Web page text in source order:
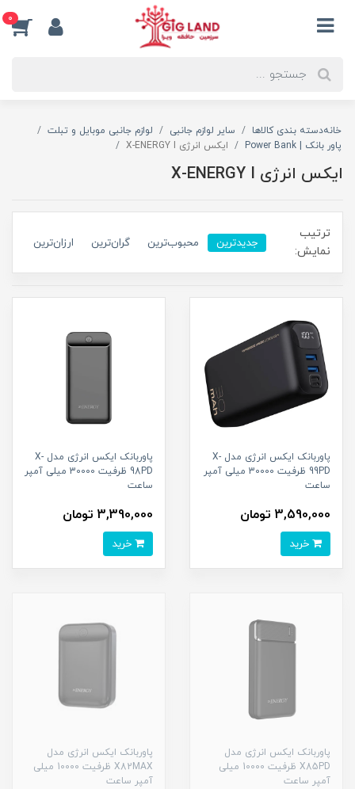
0
خانهدسته بندی کالاها سایر لوازم جانبی
لوازم جانبی موبایل و تبلت
پاور بانک | Power Bank
ایکس انرژی X-ENERGY I
ایکس انرژی X-ENERGY I
ترتیب
نمایش:
جدیدترین محبوب‌ترین گران‌ترین ارزان‌ترین
پاوربانک ایکس انرژی مدل X-
99PD ظرفیت 30000 میلی آمپر
ساعت
3,590,000 تومان
پاوربانک ایکس انرژی مدل X-
98PD ظرفیت 30000 میلی آمپر
ساعت
3,390,000 تومان
پاوربانک ایکس انرژی مدل
X85PD ظرفیت 10000 میلی
آمپر ساعت
پاوربانک ایکس انرژی مدل
X82MAX ظرفیت 10000 میلی
آمپر ساعت